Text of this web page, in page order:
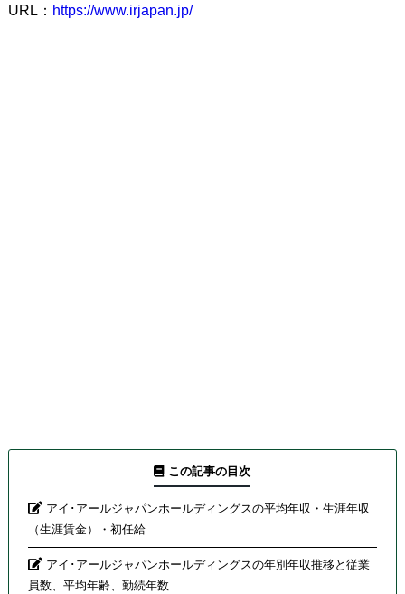
URL： https://www.irjapan.jp/
この記事の目次
アイ･アールジャパンホールディングスの平均年収・生涯年収
（生涯賃金）・初任給
アイ･アールジャパンホールディングスの年別年収推移と従業
員数、平均年齢、勤続年数